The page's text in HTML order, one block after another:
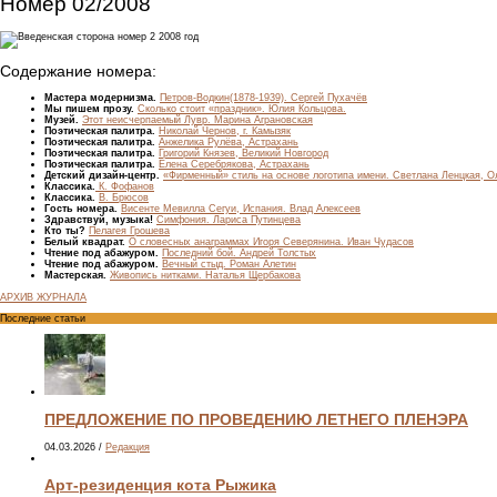
Содержание номера:
Мастера модернизма. Петров-Водкин(1878-1939). Сергей Пухачёв
Мы пишем прозу. Сколько стоит «праздник». Юлия Кольцова.
Музей. Этот неисчерпаемый Лувр. Марина Аграновская
Поэтическая палитра. Николай Чернов, г. Камызяк
Поэтическая палитра. Анжелика Рулёва, Астрахань
Поэтическая палитра. Григорий Князев, Великий Новгород
Поэтическая палитра. Елена Серебрякова, Астрахань
Детский дизайн-центр. «Фирменный» стиль на основе логотипа имени. Светлана Ленцкая,
Классика. К. Фофанов
Классика. В. Брюсов
Гость номера. Висенте Мевилла Сегуи, Испания. Влад Алексеев
Здравствуй, музыка! Симфония. Лариса Путинцева
Кто ты? Пелагея Грошева
Белый квадрат. О словесных анаграммах Игоря Северянина. Иван Чудасов
Чтение под абажуром. Последний бой. Андрей Толстых
Чтение под абажуром. Вечный стыд. Роман Алетин
Мастерская. Живопись нитками. Наталья Щербакова
АРХИВ ЖУРНАЛА
Последние статьи
ПРЕДЛОЖЕНИЕ ПО ПРОВЕДЕНИЮ ЛЕТНЕГО ПЛЕНЭРА
04.03.2026 / Редакция
Арт-резиденция кота Рыжика